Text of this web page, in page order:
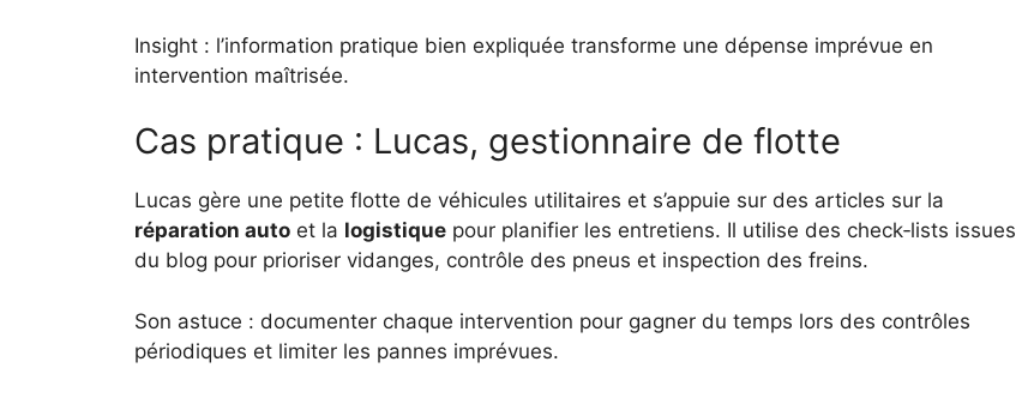
Insight : l’information pratique bien expliquée transforme une dépense imprévue en
intervention maîtrisée.
Cas pratique : Lucas, gestionnaire de flotte
Lucas gère une petite flotte de véhicules utilitaires et s’appuie sur des articles sur la
réparation auto et la logistique pour planifier les entretiens. Il utilise des check‑lists issues
du blog pour prioriser vidanges, contrôle des pneus et inspection des freins.
Son astuce : documenter chaque intervention pour gagner du temps lors des contrôles
périodiques et limiter les pannes imprévues.